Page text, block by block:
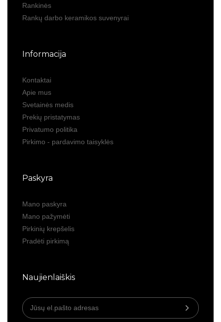
Rankinės
Rankų darbo keramikos suvenyrai
Informacija
Kontaktai
Apie mus
Svetainės medis
Prekių pristatymas
Privatumo politika
Pirkimo - pardavimo taisyklės
Paskyra
Mano paskyra
Mano pažymėti
Pirkinių krepšelis
Pradėti pirkimą
Naujienlaiškis